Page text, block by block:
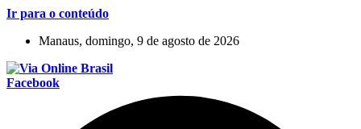
Ir para o conteúdo
Manaus, domingo, 9 de agosto de 2026
Facebook